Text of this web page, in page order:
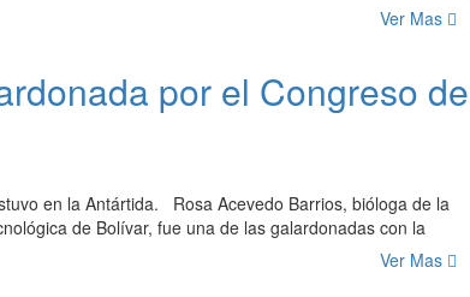
Ver Mas
por el Congreso de
en la Antártida. Rosa Acevedo Barrios, bióloga de la
de Bolívar, fue una de las galardonadas con la
Ver Mas